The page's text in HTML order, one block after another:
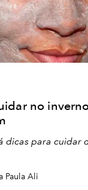
no
dicas para cuidar
Paula Ali